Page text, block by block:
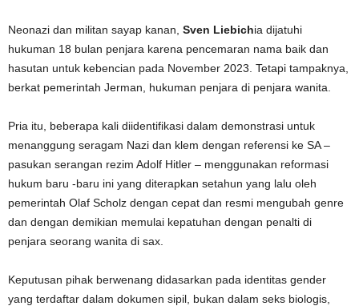
Neonazi dan militan sayap kanan, Sven Liebichia dijatuhi
hukuman 18 bulan penjara karena pencemaran nama baik dan
hasutan untuk kebencian pada November 2023. Tetapi tampaknya,
berkat pemerintah Jerman, hukuman penjara di penjara wanita.
Pria itu, beberapa kali diidentifikasi dalam demonstrasi untuk
menanggung seragam Nazi dan klem dengan referensi ke SA –
pasukan serangan rezim Adolf Hitler – menggunakan reformasi
hukum baru -baru ini yang diterapkan setahun yang lalu oleh
pemerintah Olaf Scholz dengan cepat dan resmi mengubah genre
dan dengan demikian memulai kepatuhan dengan penalti di
penjara seorang wanita di sax.
Keputusan pihak berwenang didasarkan pada identitas gender
yang terdaftar dalam dokumen sipil, bukan dalam seks biologis,